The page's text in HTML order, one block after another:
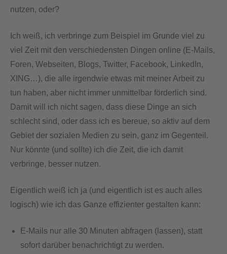
nutzen, oder?
Ich weiß, ich verbringe zum Beispiel im Grunde viel zu
viel Zeit mit den verschiedensten Dingen online (E-Mails,
Foren, Webseiten, Blogs, Twitter, Facebook, LinkedIn,
XING…), die alle irgendwie etwas mit meiner Arbeit zu
tun haben, aber nicht immer unmittelbar förderlich sind.
Damit will ich nicht sagen, dass diese Dinge an sich
schlecht sind, oder dass ich es bereue, so aktiv auf dem
Gebiet der sozialen Medien zu sein, ganz im Gegenteil.
Nur könnte (und sollte) ich die Zeit, die ich damit
verbringe, besser nutzen.
Eigentlich weiß ich ja (und eigentlich ist es auch alles
logisch) wie ich das Ganze effizienter gestalten kann:
E-Mails nur alle 30 Minuten abfragen (lassen), statt
sofort darüber benachrichtigt zu werden.